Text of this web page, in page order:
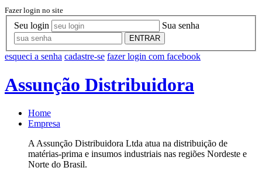
Fazer login no site
Seu login Sua senha
ENTRAR
esqueci a senha cadastre-se fazer login com facebook
Assunção Distribuidora
Home
Empresa
A Assunção Distribuidora Ltda atua na distribuição de
matérias-prima e insumos industriais nas regiões Nordeste e
Norte do Brasil.